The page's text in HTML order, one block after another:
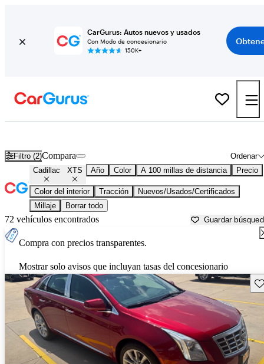
CarGurus: Autos nuevos y usados
Con Modo de concesionario
150K+
Filtro (2) Ordenar
Compara
Cadillac XTS Año Color A 100 millas de distancia Precio
Color del interior Tracción
Nuevos/Usados/Certificados
Millaje
Borrar todo
72 vehículos encontrados Guardar
Compra con precios transparentes.
Mostrar solo avisos que incluyan tasas del concesionario